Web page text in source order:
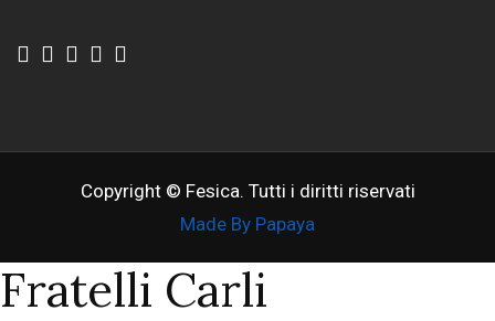
Copyright © Fesica. Tutti i diritti riservati
Made By Papaya
Fratelli Carli